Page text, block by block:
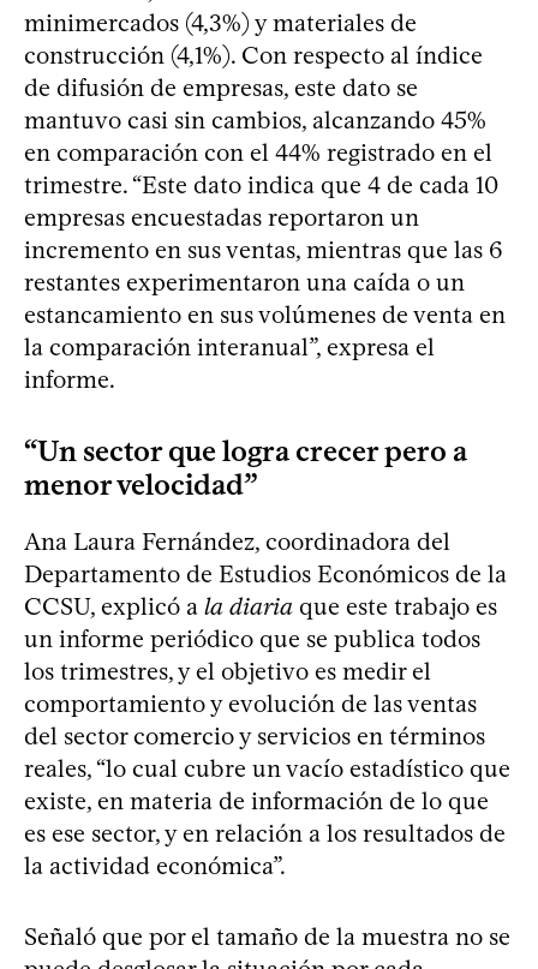
minimercados (4,3%) y materiales de
construcción (4,1%). Con respecto al índice
de difusión de empresas, este dato se
mantuvo casi sin cambios, alcanzando 45%
en comparación con el 44% registrado en el
trimestre. “Este dato indica que 4 de cada 10
empresas encuestadas reportaron un
incremento en sus ventas, mientras que las 6
restantes experimentaron una caída o un
estancamiento en sus volúmenes de venta en
la comparación interanual”, expresa el
informe.
“Un sector que logra crecer pero a
menor velocidad”
Ana Laura Fernández, coordinadora del
Departamento de Estudios Económicos de la
CCSU, explicó a la diaria que este trabajo es
un informe periódico que se publica todos
los trimestres, y el objetivo es medir el
comportamiento y evolución de las ventas
del sector comercio y servicios en términos
reales, “lo cual cubre un vacío estadístico que
existe, en materia de información de lo que
es ese sector, y en relación a los resultados de
la actividad económica”.
Señaló que por el tamaño de la muestra no se